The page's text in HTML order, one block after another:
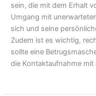
sein, die mit dem Erhalt
Umgang mit
sich und seine
Zudem ist es wichtig,
sollte eine
die Kontaktaufnahme